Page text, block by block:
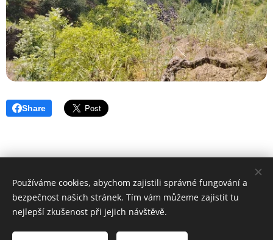
Share
Geopark Ralsko o.p.s. 2018 | Všechna práva vyhrazena
Cookies
Jazyky
Používáme cookies, abychom zajistili správné fungování a
bezpečnost našich stránek. Tím vám můžeme zajistit tu
nejlepší zkušenost při jejich návštěvě.